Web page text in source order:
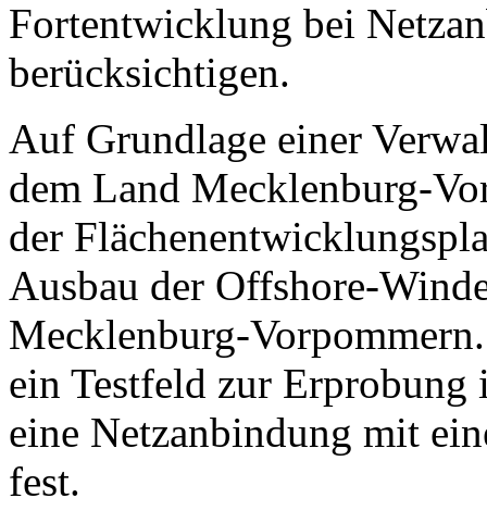
Fortentwicklung bei
berücksichtigen.
Auf Grundlage einer
dem Land Mecklenburg-
der
Ausbau der Offshore-
Mecklenburg-
ein Testfeld zur
eine Netzanbindung mit
fest.